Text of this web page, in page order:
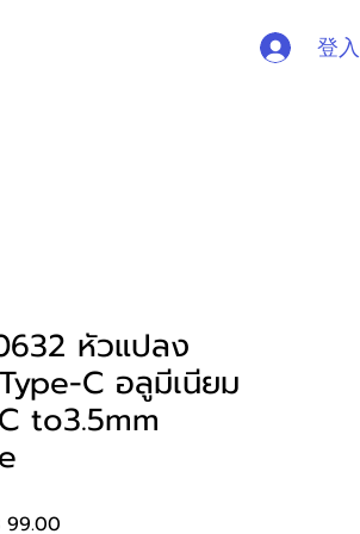
登入
หัวแปลง
C อลูมีเนียม
to3.5mm
99.00